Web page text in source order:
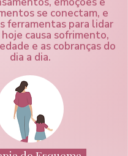
se conectam, e
ferramentas para lidar
causa sofrimento,
e as cobranças do
dia a dia.